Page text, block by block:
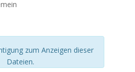
zum Anzeigen dieser
Dateien.